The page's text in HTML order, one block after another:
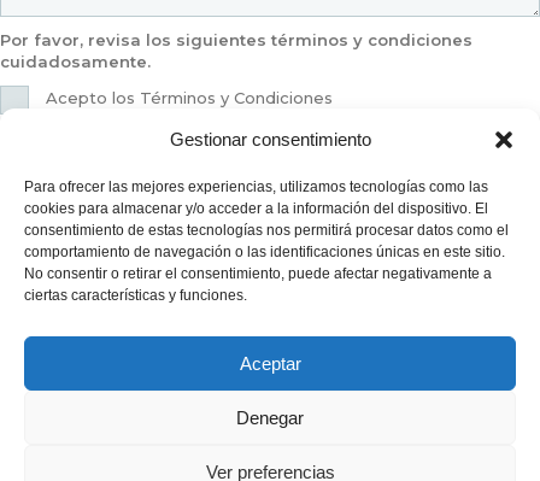
Gestionar consentimiento
Para ofrecer las mejores experiencias, utilizamos tecnologías como las
cookies para almacenar y/o acceder a la información del dispositivo. El
consentimiento de estas tecnologías nos permitirá procesar datos como el
comportamiento de navegación o las identificaciones únicas en este sitio.
No consentir o retirar el consentimiento, puede afectar negativamente a
ciertas características y funciones.
Aceptar
Denegar
Ver preferencias
Por favor, revisa los siguientes términos y condiciones
cuidadosamente.
Acepto los Términos y Condiciones
roberto@e-creasol.com
roberto@e-creasol.com